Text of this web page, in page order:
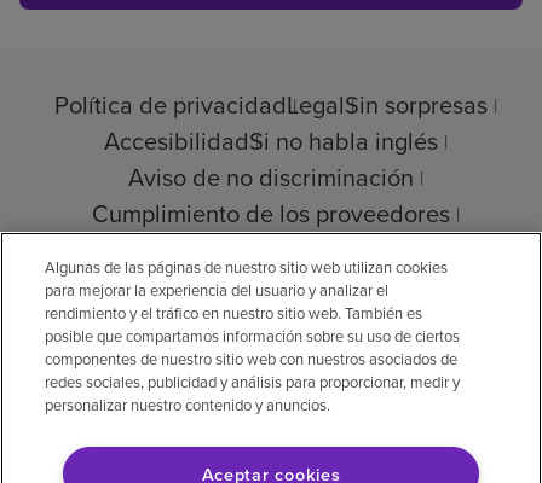
Política de privacidadLegalSin sorpresas
AccesibilidadSi no habla inglés
Aviso de no discriminación
Cumplimiento de los proveedores
© 2026 Encompass Health Corporation
Preferencias de cookies
Algunas de las páginas de nuestro sitio web utilizan cookies
para mejorar la experiencia del usuario y analizar el
rendimiento y el tráfico en nuestro sitio web. También es
posible que compartamos información sobre su uso de ciertos
componentes de nuestro sitio web con nuestros asociados de
redes sociales, publicidad y análisis para proporcionar, medir y
personalizar nuestro contenido y anuncios.
Aceptar cookies